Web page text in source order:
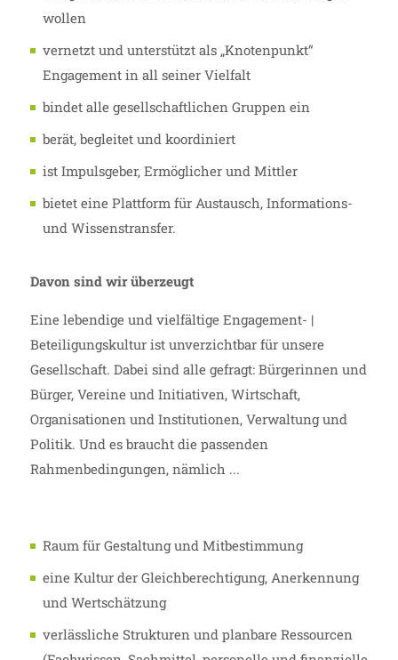
wollen
vernetzt und unterstützt als „Knotenpunkt“
Engagement in all seiner Vielfalt
bindet alle gesellschaftlichen Gruppen ein
berät, begleitet und koordiniert
ist Impulsgeber, Ermöglicher und Mittler
bietet eine Plattform für Austausch, Informations-
und Wissenstransfer.
Davon sind wir überzeugt
Eine lebendige und vielfältige Engagement- |
Beteiligungskultur ist unverzichtbar für unsere
Gesellschaft. Dabei sind alle gefragt: Bürgerinnen und
Bürger, Vereine und Initiativen, Wirtschaft,
Organisationen und Institutionen, Verwaltung und
Politik. Und es braucht die passenden
Rahmenbedingungen, nämlich ...
Raum für Gestaltung und Mitbestimmung
eine Kultur der Gleichberechtigung, Anerkennung
und Wertschätzung
verlässliche Strukturen und planbare Ressourcen